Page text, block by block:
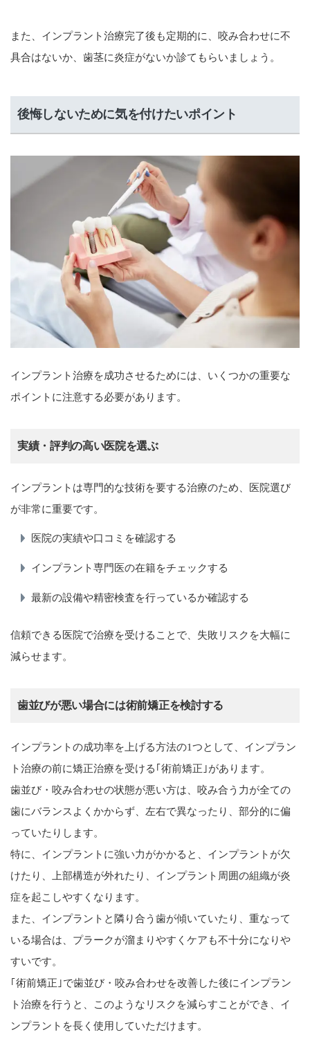
また、インプラント治療完了後も定期的に、咬み合わせに不
具合はないか、歯茎に炎症がないか診てもらいましょう。
後悔しないために気を付けたいポイント
インプラント治療を成功させるためには、いくつかの重要な
ポイントに注意する必要があります。
実績・評判の高い医院を選ぶ
インプラントは専門的な技術を要する治療のため、医院選び
が非常に重要です。
医院の実績や口コミを確認する
インプラント専門医の在籍をチェックする
最新の設備や精密検査を行っているか確認する
信頼できる医院で治療を受けることで、失敗リスクを大幅に
減らせます。
歯並びが悪い場合には術前矯正を検討する
インプラントの成功率を上げる方法の1つとして、インプラン
ト治療の前に矯正治療を受ける｢術前矯正｣があります。
歯並び・咬み合わせの状態が悪い方は、咬み合う力が全ての
歯にバランスよくかからず、左右で異なったり、部分的に偏
っていたりします。
特に、インプラントに強い力がかかると、インプラントが欠
けたり、上部構造が外れたり、インプラント周囲の組織が炎
症を起こしやすくなります。
また、インプラントと隣り合う歯が傾いていたり、重なって
いる場合は、プラークが溜まりやすくケアも不十分になりや
すいです。
｢術前矯正｣で歯並び・咬み合わせを改善した後にインプラン
ト治療を行うと、このようなリスクを減らすことができ、イ
ンプラントを長く使用していただけます。